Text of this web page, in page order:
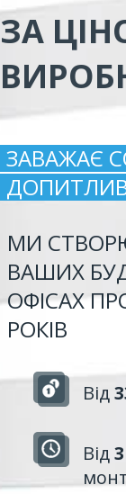
ЗА
ЗАВАЖАЄ
МИ
ВАШИХ
ОФІСАХ
РОКІВ
Від
Від